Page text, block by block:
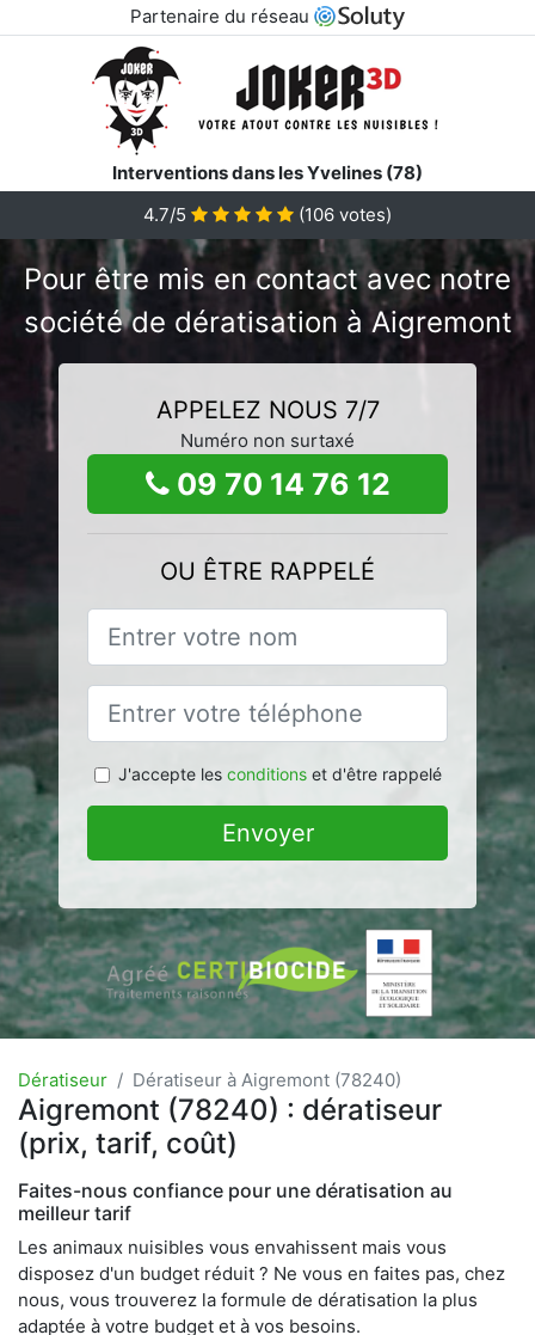
Partenaire du réseau
Interventions dans les Yvelines (78)
4.7/5
(106 votes)
Pour être mis en contact avec notre
société de dératisation à Aigremont
APPELEZ NOUS 7/7
Numéro non surtaxé
09 70 14 76 12
OU ÊTRE RAPPELÉ
J'accepte les conditionset d'être rappelé
Envoyer
Dératiseur Dératiseur à Aigremont (78240)
Aigremont (78240) : dératiseur
(prix, tarif, coût)
Faites-nous confiance pour une dératisation au
meilleur tarif
Les animaux nuisibles vous envahissent mais vous
disposez d'un budget réduit ? Ne vous en faites pas, chez
nous, vous trouverez la formule de dératisation la plus
adaptée à votre budget et à vos besoins.